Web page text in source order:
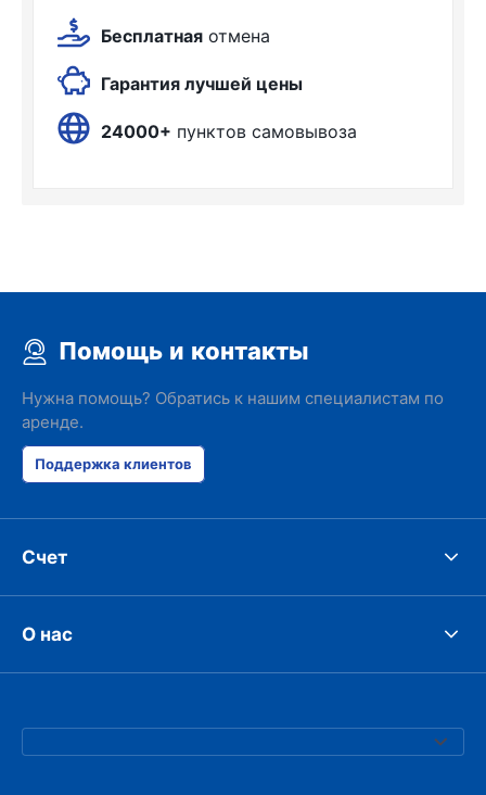
Бесплатная отмена
Гарантия лучшей цены
24000+ пунктов самовывоза
Помощь и контакты
Нужна помощь? Обратись к нашим специалистам по
аренде.
Поддержка клиентов
Счет
О нас